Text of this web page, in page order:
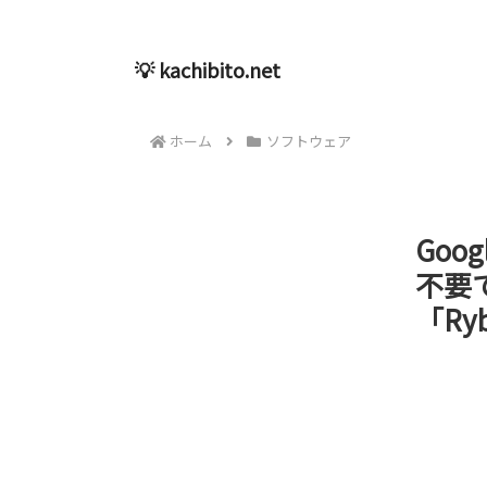
💡 kachibito.net
ホーム ソフトウェア
不要
「